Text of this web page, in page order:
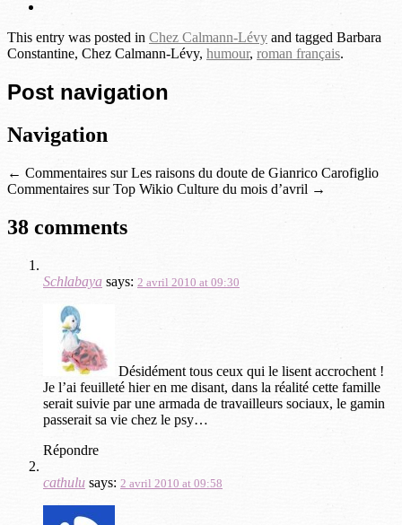
This entry was posted in Chez Calmann-Lévy and tagged Barbara
Constantine, Chez Calmann-Lévy, humour, roman français.
Post navigation
Navigation
← Commentaires sur Les raisons du doute de Gianrico Carofiglio
Commentaires sur Top Wikio Culture du mois d’avril →
38 comments
Schlabaya says: 2 avril 2010 at 09:30
Désidément tous ceux qui le lisent accrochent !
Je l’ai feuilleté hier en me disant, dans la réalité cette famille
serait suivie par une armada de travailleurs sociaux, le gamin
passerait sa vie chez le psy…
Répondre
cathulu says: 2 avril 2010 at 09:58